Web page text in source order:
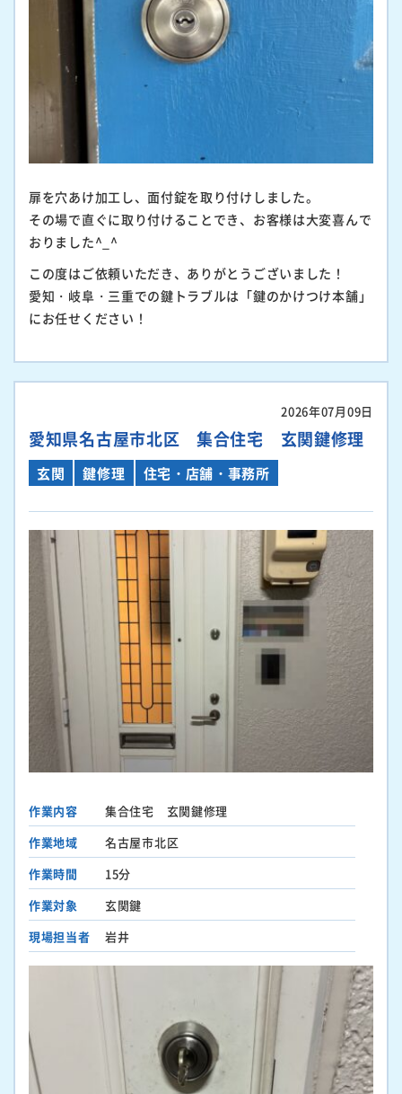
扉を穴あけ加工し、面付錠を取り付けしました。
その場で直ぐに取り付けることでき、お客様は大変喜んで
おりました^_^
この度はご依頼いただき、ありがとうございました！
愛知・岐阜・三重での鍵トラブルは「鍵のかけつけ本舗」
にお任せください！
2026年07月09日
愛知県名古屋市北区 集合住宅 玄関鍵修理
玄関 鍵修理 住宅・店舗・事務所
作業内容
集合住宅 玄関鍵修理
作業地域
名古屋市北区
作業時間
15分
作業対象
玄関鍵
現場担当者
岩井